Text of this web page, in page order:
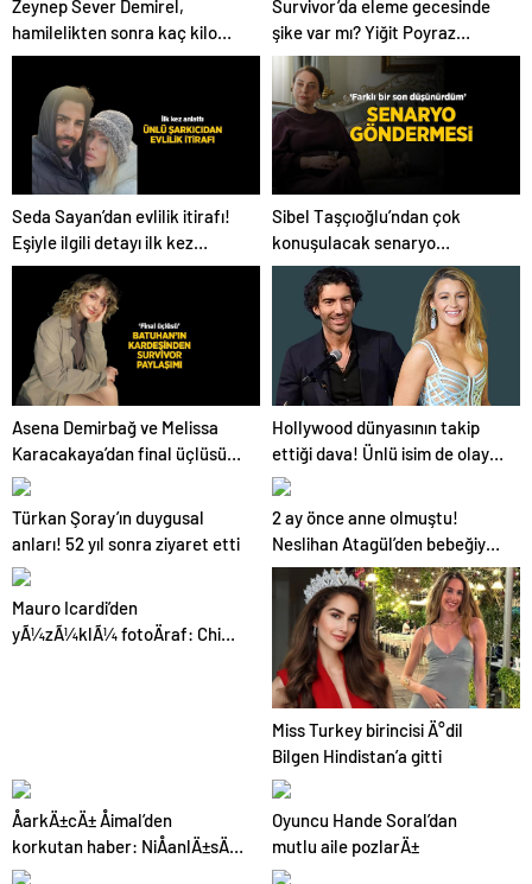
Zeynep Sever Demirel,
hamilelikten sonra kaç kilo
verdiğini açıkladı! ‘Yaza kadar
bakacağız artık’
Survivor’da eleme gecesinde
şike var mı? Yiğit Poyraz
düelloda Volkan’la yaşananları
ilk kez anlattı!
Seda Sayan’dan evlilik itirafı!
Eşiyle ilgili detayı ilk kez
anlattı
Sibel Taşçıoğlu’ndan çok
konuşulacak senaryo
göndermesi! ‘Farklı bir son
düşünürdüm’
Asena Demirbağ ve Melissa
Karacakaya’dan final üçlüsü
paylaşımı
Hollywood dünyasının takip
ettiği dava! Ünlü isim de olaya
karıştı
Türkan Şoray’ın duygusal
anları! 52 yıl sonra ziyaret etti
2 ay önce anne olmuştu!
Neslihan Atagül’den bebeğiyle
ilk poz geldi
Mauro Icardi’den
yÃ¼zÃ¼klÃ¼ fotoÄraf: China
Miss Turkey birincisi Ä°dil
Bilgen Hindistan’a gitti
ÅarkÄ±cÄ± Åimal’den
korkutan haber: NiÅanlÄ±sÄ±
durumunu aÃ§Ä±kladÄ±
Oyuncu Hande Soral’dan
mutlu aile pozlarÄ±